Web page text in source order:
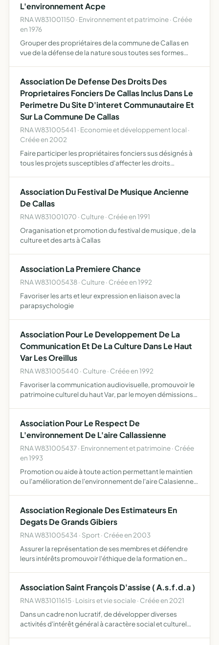
L'environnement Acpe
RNA W831001150 · Environnement et patrimoine · Créée
en 1976
Grouper des propriétaires de la commune de Callas en
vue de la défense de la nature sous toutes ses formes
la…
Association De Defense Des Droits Des
Proprietaires Fonciers De Callas Inclus Dans Le
Perimetre Du Site D'interet Communautaire Et
Sur La Commune De Callas
RNA W831005441 · Economie et développement local ·
Créée en 2002
Faire participer les propriétaires fonciers sus désignés à
tous les projets susceptibles d'affecter les droits
Association Du Festival De Musique Ancienne
De Callas
RNA W831001070 · Culture · Créée en 1991
Oraganisation et promotion du festival de musique , de la
culture et des arts à Callas
Association La Premiere Chance
RNA W831005438 · Culture · Créée en 1992
Favoriser les arts et leur expression en liaison avec la
parapsychologie
Association Pour Le Developpement De La
Communication Et De La Culture Dans Le Haut
Var Les Oreillus
RNA W831005440 · Culture · Créée en 1992
Favoriser la communication audiovisuelle, promouvoir le
patrimoine culturel du haut Var, par le moyen démissions
Association Pour Le Respect De
L'environnement De L'aire Callassienne
RNA W831005437 · Environnement et patrimoine · Créée
en 1993
Promotion ou aide à toute action permettant le maintien
ou l'amélioration de l'environnement de l'aire Calasienne,
protection …
Association Regionale Des Estimateurs En
Degats De Grands Gibiers
RNA W831005434 · Sport · Créée en 2003
Assurer la représentation de ses membres et défendre
leurs intérêts promouvoir l'éthique de la formation en
afin d'h…
Association Saint François D'assise ( A.s.f.d.a )
RNA W831011615 · Loisirs et vie sociale · Créée en 2021
Dans un cadre non lucratif, de développer diverses
activités d'intérêt général à caractère social et culturel